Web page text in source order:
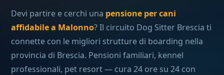
Devi partire e cerchi una pensione per cani
affidabile a Malonno? Il circuito Dog Sitter Brescia ti
connette con le migliori strutture di boarding nella
provincia di Brescia. Pensioni familiari, kennel
professionali, pet resort — cura 24 ore su 24 con